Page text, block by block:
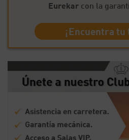
Eurekarcon la
¡Encuentra